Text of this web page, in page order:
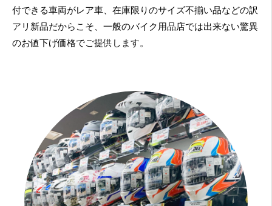
付できる車両がレア車、在庫限りのサイズ不揃い品などの訳
アリ新品だからこそ、一般のバイク用品店では出来ない驚異
のお値下げ価格でご提供します。